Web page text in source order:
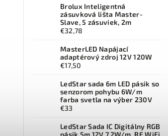
Brolux Inteligentná
zásuvková lišta Master-
Slave, 5 zásuviek, 2m
€32,78
MasterLED Napájací
adaptérový zdroj 12V 120W
€17,50
LedStar sada 6m LED pásik so
senzorom pohybu 6W/m
farba svetla na výber 230V
€33
LedStar Sada IC Digitálny RGB